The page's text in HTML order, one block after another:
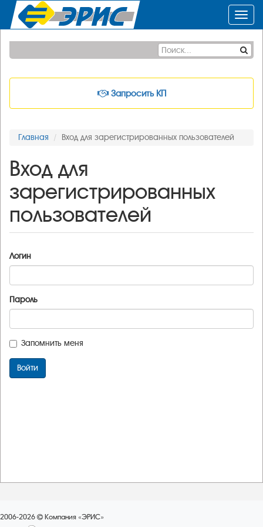
Запросить КП
Главная Вход для зарегистрированных пользователей
Вход для
зарегистрированных
пользователей
Логин
Пароль
Запомнить меня
Войти
2006-2026 Компания «ЭРИС»